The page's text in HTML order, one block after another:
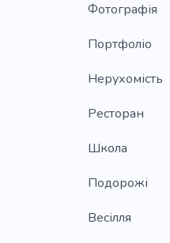
Фотографія
Портфоліо
Нерухомість
Ресторан
Школа
Подорожі
Весілля